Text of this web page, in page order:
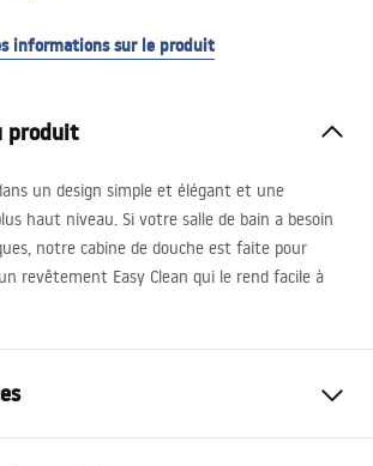
informations sur le produit
produit
un design simple et élégant et une
haut niveau. Si votre salle de bain a besoin
notre cabine de douche est faite pour
revêtement Easy Clean qui le rend facile à